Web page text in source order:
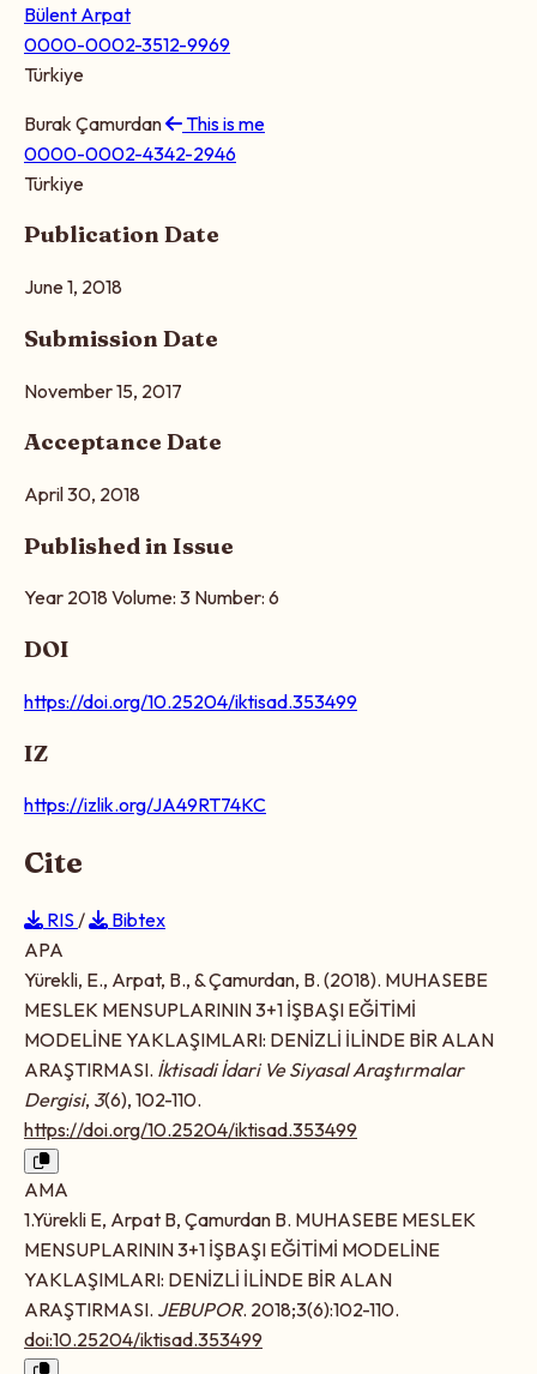
Bülent Arpat
0000-0002-3512-9969
Türkiye
Burak Çamurdan
This is me
0000-0002-4342-2946
Türkiye
Publication Date
June 1, 2018
Submission Date
November 15, 2017
Acceptance Date
April 30, 2018
Published in Issue
Year 2018 Volume: 3 Number: 6
DOI
https://doi.org/10.25204/iktisad.353499
IZ
https://izlik.org/JA49RT74KC
Cite
RIS /
Bibtex
APA
Yürekli, E., Arpat, B., & Çamurdan, B. (2018). MUHASEBE
MESLEK MENSUPLARININ 3+1 İŞBAŞI EĞİTİMİ
MODELİNE YAKLAŞIMLARI: DENİZLİ İLİNDE BİR ALAN
ARAŞTIRMASI. İktisadi İdari Ve Siyasal Araştırmalar
Dergisi, 3(6), 102-110.
https://doi.org/10.25204/iktisad.353499
AMA
1.Yürekli E, Arpat B, Çamurdan B. MUHASEBE MESLEK
MENSUPLARININ 3+1 İŞBAŞI EĞİTİMİ MODELİNE
YAKLAŞIMLARI: DENİZLİ İLİNDE BİR ALAN
ARAŞTIRMASI. JEBUPOR. 2018;3(6):102-110.
doi:10.25204/iktisad.353499